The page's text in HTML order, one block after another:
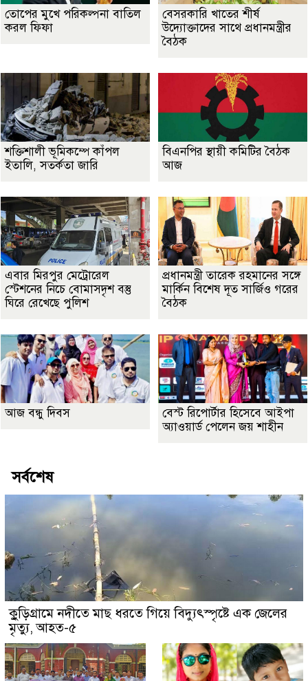
তোপের মুখে পরিকল্পনা বাতিল
করল ফিফা
বেসরকারি খাতের শীর্ষ
উদ্যোক্তাদের সাথে প্রধানমন্ত্রীর
বৈঠক
শক্তিশালী ভূমিকম্পে কাঁপল
ইতালি, সতর্কতা জারি
বিএনপির স্থায়ী কমিটির বৈঠক
আজ
এবার মিরপুর মেট্রোরেল
স্টেশনের নিচে বোমাসদৃশ বস্তু
ঘিরে রেখেছে পুলিশ
প্রধানমন্ত্রী তারেক রহমানের সঙ্গে
মার্কিন বিশেষ দূত সার্জিও গরের
বৈঠক
আজ বন্ধু দিবস
বেস্ট রিপোর্টার হিসেবে আইপা
অ্যাওয়ার্ড পেলেন জয় শাহীন
সর্বশেষ
কুুড়িগ্রা‌মে নদীতে মাছ ধরতে গিয়ে বিদ্যুৎস্পৃষ্টে এক জেলের
মৃত্যু, আহত-৫